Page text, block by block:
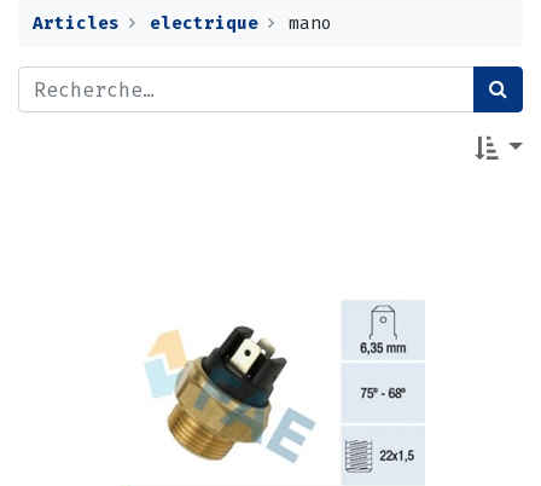
Articles electrique mano